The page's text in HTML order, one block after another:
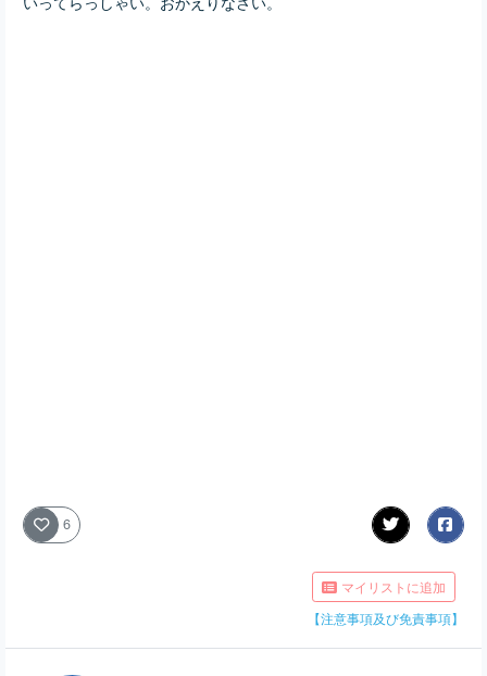
6
マイリストに追加
【注意事項及び免責事項】